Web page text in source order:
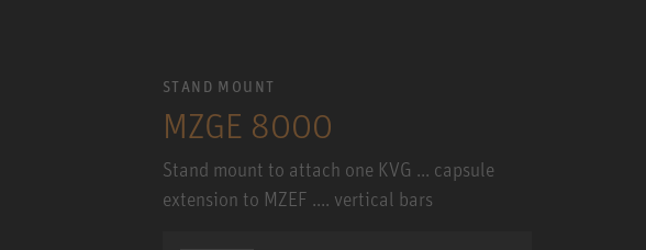
STAND MOUNT
MZGE 8000
Stand mount to attach one KVG ... capsule
extension to MZEF .... vertical bars